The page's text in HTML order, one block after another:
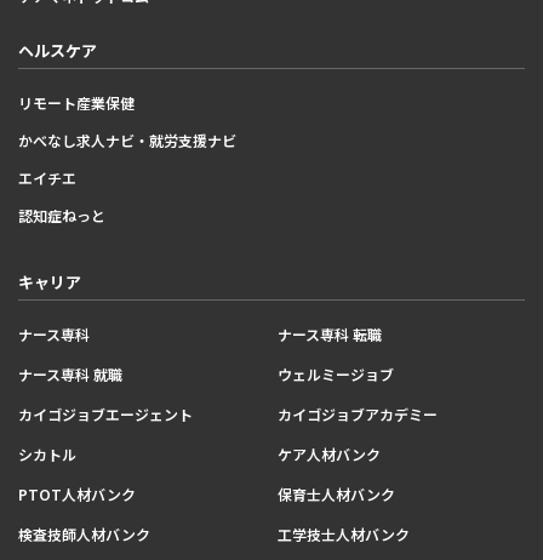
ヘルスケア
リモート産業保健
かべなし求人ナビ・就労支援ナビ
エイチエ
認知症ねっと
キャリア
ナース専科
ナース専科 転職
ナース専科 就職
ウェルミージョブ
カイゴジョブエージェント
カイゴジョブアカデミー
シカトル
ケア人材バンク
PTOT人材バンク
保育士人材バンク
検査技師人材バンク
工学技士人材バンク